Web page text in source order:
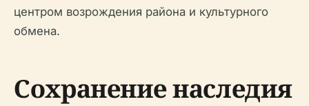
центром возрождения района и культурного
обмена.
Сохранение наследия